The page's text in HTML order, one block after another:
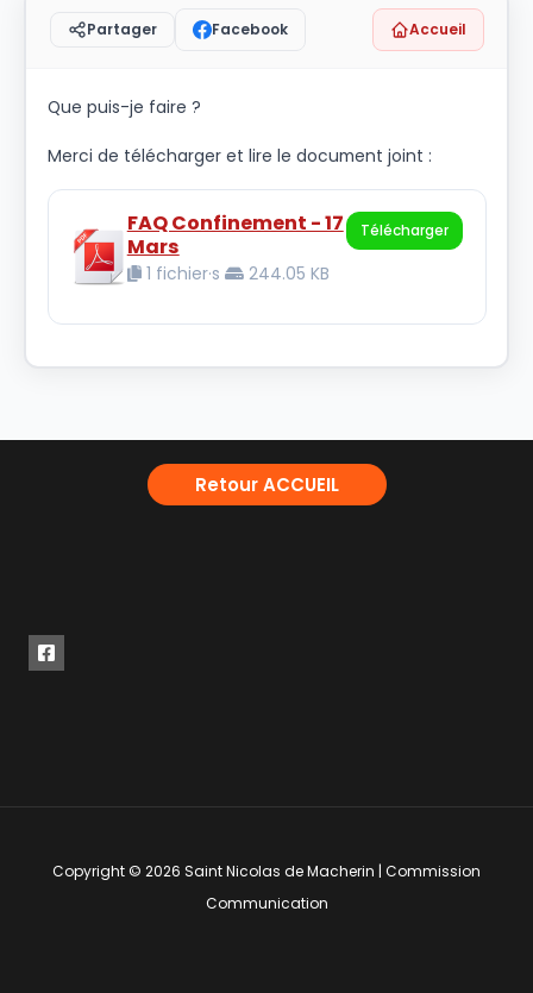
Partager Facebook Accueil
Que puis-je faire ?
Merci de télécharger et lire le document joint :
FAQ Confinement - 17
Mars
1 fichier·s 244.05 KB
Télécharger
Retour ACCUEIL
Copyright © 2026 Saint Nicolas de Macherin | Commission
Communication